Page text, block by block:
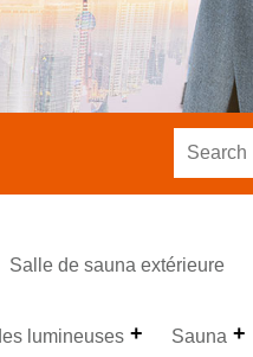
Salle de sauna extérieure
lumineuses Sauna